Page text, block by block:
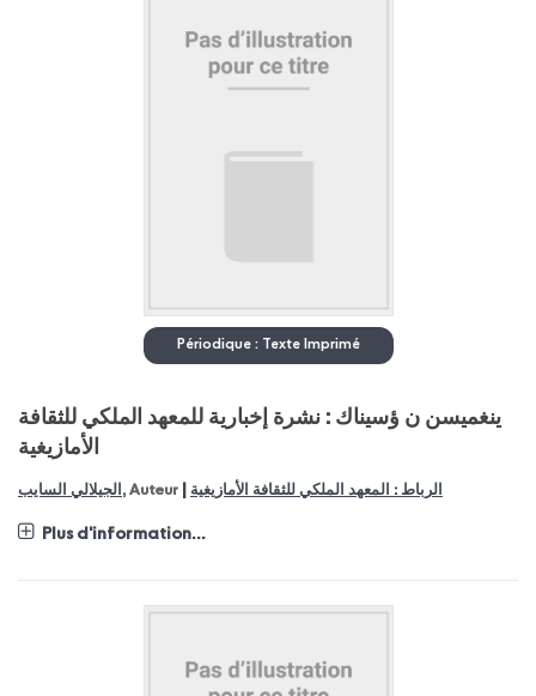
Périodique : Texte Imprimé
ينغميسن ن ؤسيناك : نشرة إخبارية للمعهد الملكي للثقافة
الأمازيغية
الجيلالي السايب , Auteur الرباط : المعهد الملكي للثقافة الأمازيغية
Plus d'information...